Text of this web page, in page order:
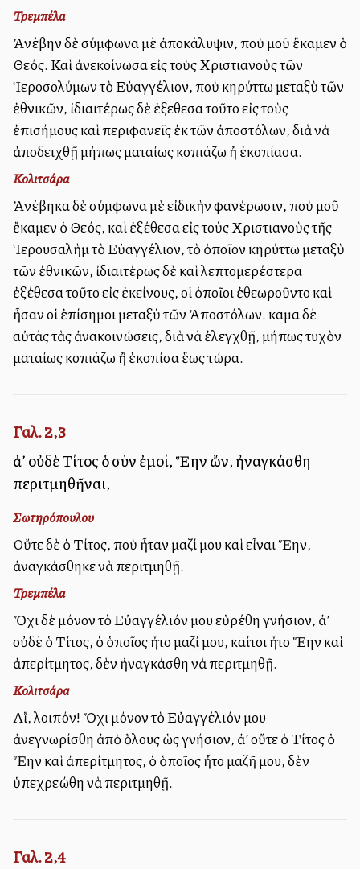
Τρεμπέλα
Ἀνέβην δὲ σύμφωνα μὲ ἀποκάλυψιν, ποὺ μοῦ ἔκαμεν ὁ
Θεός. Καὶ ἀνεκοίνωσα εἰς τοὺς Χριστιανοὺς τῶν
Ἱεροσολύμων τὸ Εὐαγγέλιον, ποὺ κηρύττω μεταξὺ τῶν
ἐθνικῶν, ἰδιαιτέρως δὲ ἐξεθεσα τοῦτο εἰς τοὺς
ἐπισήμους καὶ περιφανεῖς ἐκ τῶν ἀποστόλων, διὰ νὰ
ἀποδειχθῇ μήπως ματαίως κοπιάζω ἢ ἐκοπίασα.
Κολιτσάρα
Ἀνέβηκα δὲ σύμφωνα μὲ εἰδικὴν φανέρωσιν, ποὺ μοῦ
ἔκαμεν ὁ Θεός, καὶ ἐξέθεσα εἰς τοὺς Χριστιανοὺς τῆς
Ἱερουσαλὴμ τὸ Εὐαγγέλιον, τὸ ὁποῖον κηρύττω μεταξὺ
τῶν ἐθνικῶν, ἰδιαιτέρως δὲ καὶ λεπτομερέστερα
ἐξέθεσα τοῦτο εἰς ἐκείνους, οἱ ὁποῖοι ἐθεωροῦντο καὶ
ἦσαν οἱ ἐπίσημοι μεταξὺ τῶν Ἀποστόλων. Ἔκαμα δὲ
αὐτὰς τὰς ἀνακοινώσεις, διὰ νὰ ἐλεγχθῇ, μήπως τυχὸν
ματαίως κοπιάζω ἢ ἐκοπίσα ἕως τώρα.
Γαλ. 2,3
ἀλλ’ οὐδὲ Τίτος ὁ σὺν ἐμοί, Ἕλλην ὤν, ἠναγκάσθη
περιτμηθῆναι,
Σωτηρόπουλου
Οὔτε δὲ ὁ Τίτος, ποὺ ἦταν μαζί μου καὶ εἶναι Ἕλλην,
ἀναγκάσθηκε νὰ περιτμηθῇ.
Τρεμπέλα
Ὄχι δὲ μόνον τὸ Εὐαγγέλιόν μου εὑρέθη γνήσιον, ἀλλ’
οὐδὲ ὁ Τίτος, ὁ ὁποῖος ἦτο μαζί μου, καίτοι ἦτο Ἕλλην καὶ
ἀπερίτμητος, δὲν ἠναγκάσθη νὰ περιτμηθῇ.
Κολιτσάρα
Αἴ, λοιπόν! Ὄχι μόνον τὸ Εὐαγγέλιόν μου
ἀνεγνωρίσθη ἀπὸ ὅλους ὡς γνήσιον, ἀλλ’ οὔτε ὁ Τίτος ὁ
Ἕλλην καὶ ἀπερίτμητος, ὁ ὁποῖος ἦτο μαζῆ μου, δὲν
ὑπεχρεώθη νὰ περιτμηθῇ.
Γαλ. 2,4